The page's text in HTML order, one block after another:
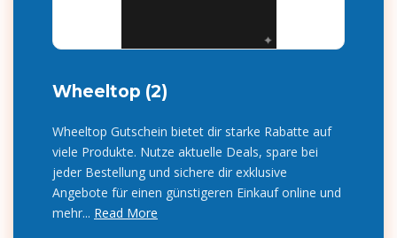
Wheeltop (2)
Wheeltop Gutschein bietet dir starke Rabatte auf
viele Produkte. Nutze aktuelle Deals, spare bei
jeder Bestellung und sichere dir exklusive
Angebote für einen günstigeren Einkauf online und
mehr... Read More